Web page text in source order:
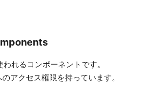
れるコンポーネントです。
アクセス権限を持っています。